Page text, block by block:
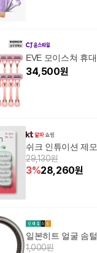
EVE 모이스쳐 휴
34,500원
쉬크 인튜이션 제
29,130원
3%28,260원
일본히트 얼굴 솜
1,000원